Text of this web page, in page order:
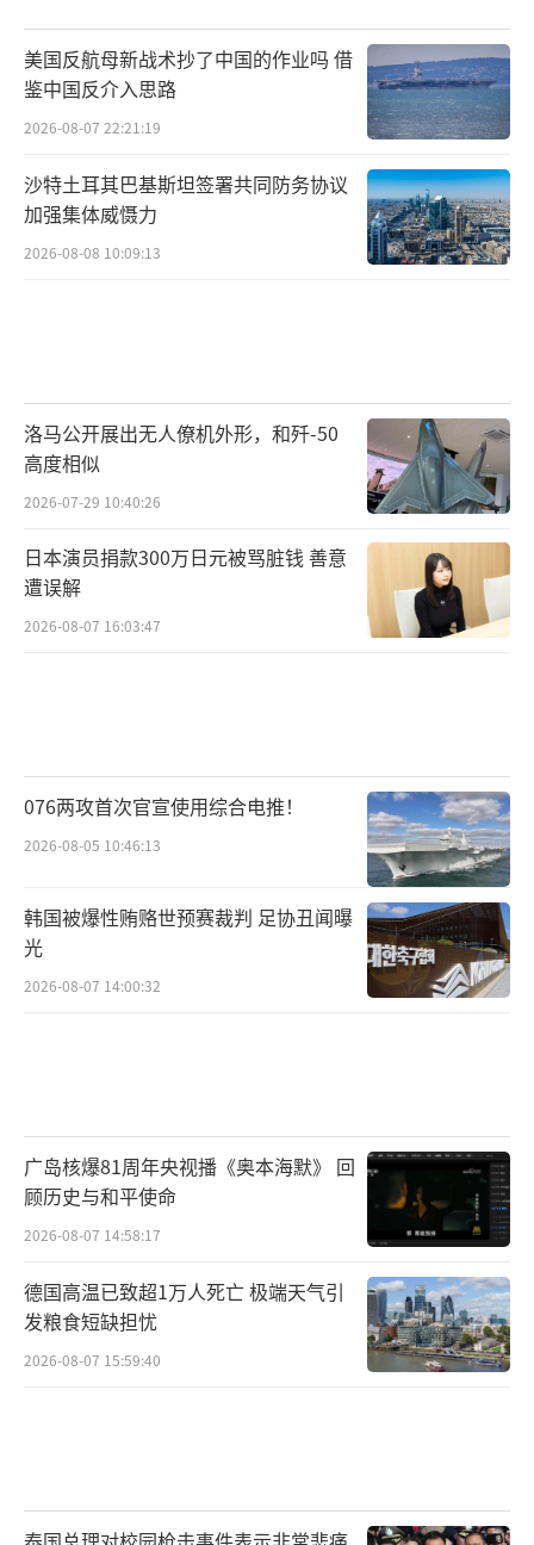
美国反航母新战术抄了中国的作业吗 借
鉴中国反介入思路
2026-08-07 22:21:19
沙特土耳其巴基斯坦签署共同防务协议
加强集体威慑力
2026-08-08 10:09:13
洛马公开展出无人僚机外形，和歼-50
高度相似
2026-07-29 10:40:26
日本演员捐款300万日元被骂脏钱 善意
遭误解
2026-08-07 16:03:47
076两攻首次官宣使用综合电推！
2026-08-05 10:46:13
韩国被爆性贿赂世预赛裁判 足协丑闻曝
光
2026-08-07 14:00:32
广岛核爆81周年央视播《奥本海默》 回
顾历史与和平使命
2026-08-07 14:58:17
德国高温已致超1万人死亡 极端天气引
发粮食短缺担忧
2026-08-07 15:59:40